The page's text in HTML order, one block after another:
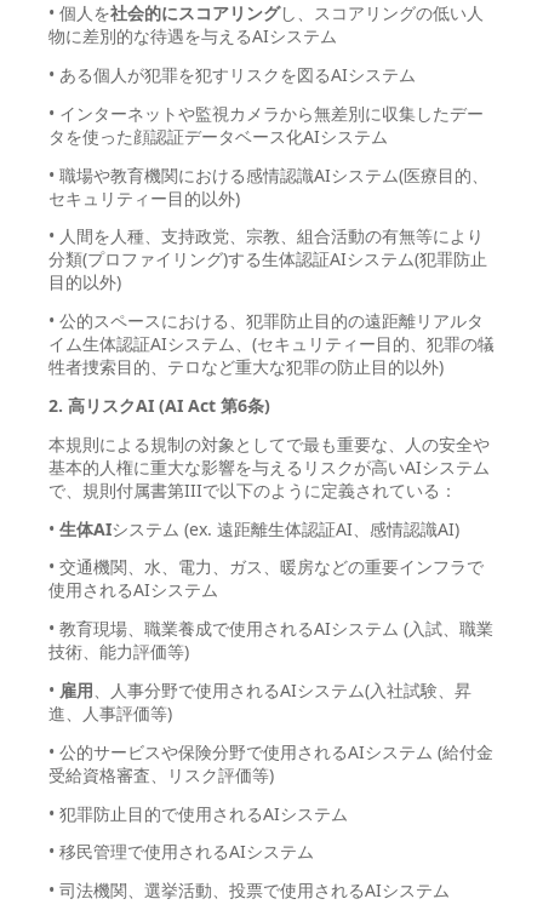
• 個人を社会的にスコアリングし、スコアリングの低い人
物に差別的な待遇を与えるAIシステム
• ある個人が犯罪を犯すリスクを図るAIシステム
• インターネットや監視カメラから無差別に収集したデー
タを使った顔認証データベース化AIシステム
• 職場や教育機関における感情認識AIシステム(医療目的、
セキュリティー目的以外)
• 人間を人種、支持政党、宗教、組合活動の有無等により
分類(プロファイリング)する生体認証AIシステム(犯罪防止
目的以外)
• 公的スペースにおける、犯罪防止目的の遠距離リアルタ
イム生体認証AIシステム、(セキュリティー目的、犯罪の犠
牲者捜索目的、テロなど重大な犯罪の防止目的以外)
2. 高リスクAI (AI Act 第6条)
本規則による規制の対象としてで最も重要な、人の安全や
基本的人権に重大な影響を与えるリスクが高いAIシステム
で、規則付属書第IIIで以下のように定義されている：
• 生体AIシステム (ex. 遠距離生体認証AI、感情認識AI)
• 交通機関、水、電力、ガス、暖房などの重要インフラで
使用されるAIシステム
• 教育現場、職業養成で使用されるAIシステム (入試、職業
技術、能力評価等)
• 雇用、人事分野で使用されるAIシステム(入社試験、昇
進、人事評価等)
• 公的サービスや保険分野で使用されるAIシステム (給付金
受給資格審査、リスク評価等)
• 犯罪防止目的で使用されるAIシステム
• 移民管理で使用されるAIシステム
• 司法機関、選挙活動、投票で使用されるAIシステム